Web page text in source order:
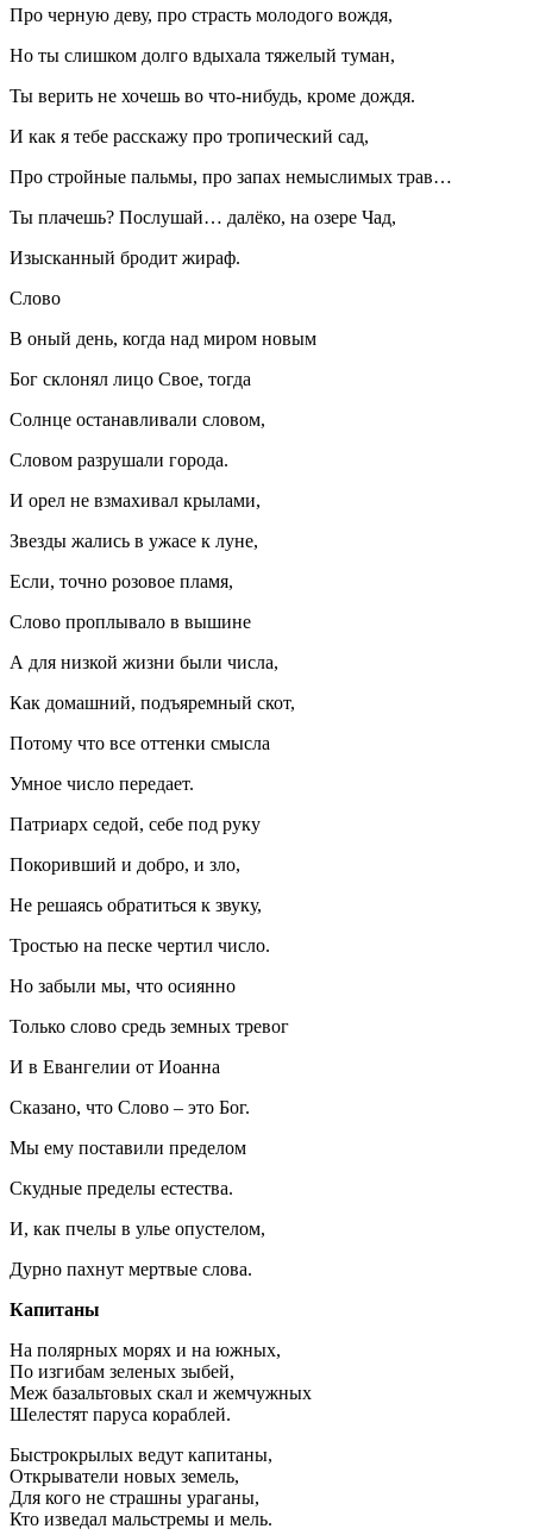
Про черную деву, про страсть молодого вождя,
Но ты слишком долго вдыхала тяжелый туман,
Ты верить не хочешь во что-нибудь, кроме дождя.
И как я тебе расскажу про тропический сад,
Про стройные пальмы, про запах немыслимых трав…
Ты плачешь? Послушай… далёко, на озере Чад,
Изысканный бродит жираф.
Слово
В оный день, когда над миром новым
Бог склонял лицо Свое, тогда
Солнце останавливали словом,
Словом разрушали города.
И орел не взмахивал крылами,
Звезды жались в ужасе к луне,
Если, точно розовое пламя,
Слово проплывало в вышине
А для низкой жизни были числа,
Как домашний, подъяремный скот,
Потому что все оттенки смысла
Умное число передает.
Патриарх седой, себе под руку
Покоривший и добро, и зло,
Не решаясь обратиться к звуку,
Тростью на песке чертил число.
Но забыли мы, что осиянно
Только слово средь земных тревог
И в Евангелии от Иоанна
Сказано, что Слово – это Бог.
Мы ему поставили пределом
Скудные пределы естества.
И, как пчелы в улье опустелом,
Дурно пахнут мертвые слова.
Капитаны
На полярных морях и на южных,
По изгибам зеленых зыбей,
Меж базальтовых скал и жемчужных
Шелестят паруса кораблей.
Быстрокрылых ведут капитаны,
Открыватели новых земель,
Для кого не страшны ураганы,
Кто изведал мальстремы и мель.